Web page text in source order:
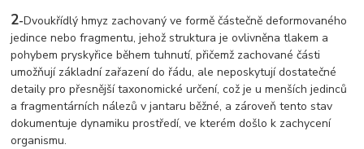
2-Dvoukřídlý hmyz zachovaný ve formě částečně deformovaného
jedince nebo fragmentu, jehož struktura je ovlivněna tlakem a
pohybem pryskyřice během tuhnutí, přičemž zachované části
umožňují základní zařazení do řádu, ale neposkytují dostatečné
detaily pro přesnější taxonomické určení, což je u menších jedinců
a fragmentárních nálezů v jantaru běžné, a zároveň tento stav
dokumentuje dynamiku prostředí, ve kterém došlo k zachycení
organismu.